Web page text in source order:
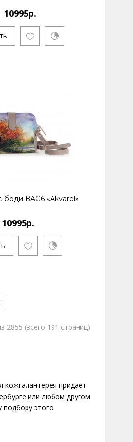
10995р.
боди BAG6 «Akvarel»
10995р.
2855 (всего 191 страниц)
придает
или любом другом
подбору этого